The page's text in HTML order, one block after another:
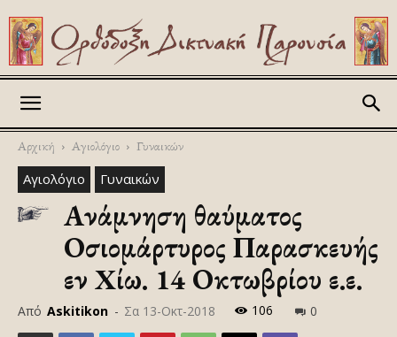
Αρχική Αγιολόγιο Γυναικών
Αγιολόγιο Γυναικών
Ανάμνηση θαύματος
Οσιομάρτυρος Παρασκευής
εν Xίω. 14 Οκτωβρίου ε.ε.
Από Askitikon - Σα 13-Οκτ-2018 106 0